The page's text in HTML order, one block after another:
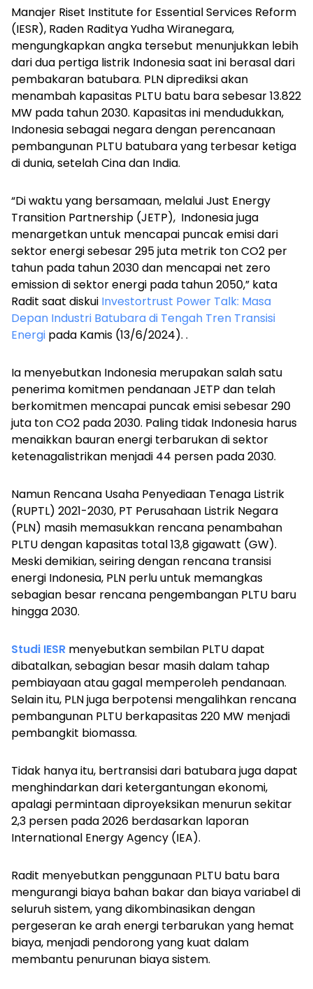
Manajer Riset Institute for Essential Services Reform
(IESR), Raden Raditya Yudha Wiranegara,
mengungkapkan angka tersebut menunjukkan lebih
dari dua pertiga listrik Indonesia saat ini berasal dari
pembakaran batubara. PLN diprediksi akan
menambah kapasitas PLTU batu bara sebesar 13.822
MW pada tahun 2030. Kapasitas ini mendudukkan,
Indonesia sebagai negara dengan perencanaan
pembangunan PLTU batubara yang terbesar ketiga
di dunia, setelah Cina dan India.
“Di waktu yang bersamaan, melaluiJust Energy
Transition Partnership (JETP), Indonesia juga
menargetkan untuk mencapai puncak emisi dari
sektor energi sebesar 295 juta metrik ton CO2 per
tahun pada tahun 2030 dan mencapai net zero
emissiondi sektor energi pada tahun 2050,” kata
Radit saat diskui Investortrust Power Talk: Masa
Depan Industri Batubara di Tengah Tren Transisi
Energi pada Kamis (13/6/2024). .
Ia menyebutkan Indonesia merupakan salah satu
penerima komitmen pendanaan JETP dan telah
berkomitmen mencapai puncak emisi sebesar 290
juta ton CO2 pada 2030. Paling tidak Indonesia harus
menaikkan bauran energi terbarukan di sektor
ketenagalistrikan menjadi 44 persen pada 2030.
Namun Rencana Usaha Penyediaan Tenaga Listrik
(RUPTL) 2021-2030, PT Perusahaan Listrik Negara
(PLN) masih memasukkan rencana penambahan
PLTU dengan kapasitas total 13,8 gigawatt (GW).
Meski demikian, seiring dengan rencana transisi
energi Indonesia, PLN perlu untuk memangkas
sebagian besar rencana pengembangan PLTU baru
hingga 2030.
Studi IESR menyebutkan sembilan PLTU dapat
dibatalkan, sebagian besar masih dalam tahap
pembiayaan atau gagal memperoleh pendanaan.
Selain itu, PLN juga berpotensi mengalihkan rencana
pembangunan PLTU berkapasitas 220 MW menjadi
pembangkit biomassa.
Tidak hanya itu, bertransisi dari batubara juga dapat
menghindarkan dari ketergantungan ekonomi,
apalagi permintaan diproyeksikan menurun sekitar
2,3 persen pada 2026 berdasarkan laporan
International Energy Agency (IEA).
Radit menyebutkan penggunaan PLTU batu bara
mengurangi biaya bahan bakar dan biaya variabel di
seluruh sistem, yang dikombinasikan dengan
pergeseran ke arah energi terbarukan yang hemat
biaya, menjadi pendorong yang kuat dalam
membantu penurunan biaya sistem.